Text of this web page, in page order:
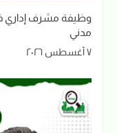
وظيفة مشرف إداري
مدني
٧ أغسطس ٢٠٢٦